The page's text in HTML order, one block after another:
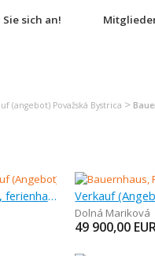
sich an!
(angebot) Považská Bystrica >
Verkauf (Angebot), bauernhaus, ferienhaus
Dolná Mariková
49 900,00